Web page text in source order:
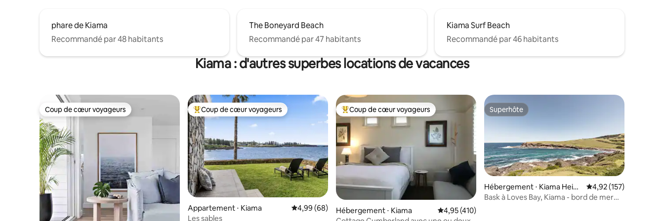
phare de Kiama
Recommandé par 48 habitants
The Boneyard Beach
Recommandé par 47 habitants
Kiama Surf Beach
Recommandé par 46 habitants
Kiama : d'autres superbes locations de vacances
Coup de cœur voyageurs
Coup de cœur voyageurs Coups de cœur voyageurs les plus appréciés
Coup de cœur voyageurs
Appartement ⋅ Kiama Évaluation moyenne sur la base de 68 commentaires : 4,99 sur 5
4,99 (68)
Les sables
Coups de cœur voyageurs les plus appréciés
Coup de cœur voyageurs
Hébergement ⋅ Kiama Évaluation moyenne sur la base de 410 commentaires : 4,95 sur 5
4,95 (410)
Superhôte
Superhôte
Hébergement ⋅ Kiama Heigh
ts
Évaluation moyenne
4,92 (157)
Bask à Loves Bay, Kiama - bord de mer